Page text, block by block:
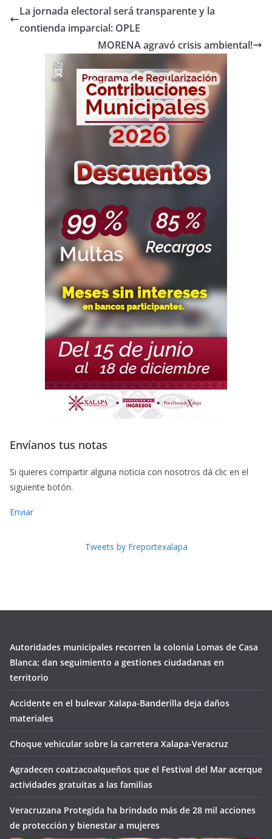
La jornada electoral será transparente y la
contienda imparcial: OPLE
MORENA agravó crisis ambiental!
Envíanos tus notas
Si quieres compartir alguna noticia con nosotros dá clic en el
siguiente botón.
Enviar
Tweets by Freportexalapa
Autoridades municipales recorren la colonia Lomas de Casa
Blanca; dan seguimiento a gestiones ciudadanas en
territorio
Accidente en el bulevar Xalapa-Banderilla deja daños
materiales
Choque vehicular sobre la carretera Xalapa-Veracruz
Agradecen coatzacoalqueños que el Festival del Mar acerque
actividades gratuitas a las familias
Veracruzana Protegida ha brindado más de 28 mil acciones
de protección y bienestar a mujeres